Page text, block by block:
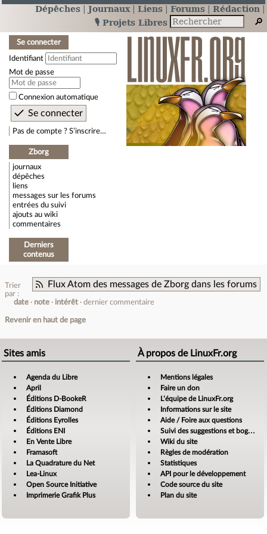
Dépêches Journaux Liens Forums
Rédaction
🎙️ Projets Libres
Se connecter
Identifiant
Mot de passe
Connexion automatique
Pas de compte ? S’inscrire…
Zborg
journaux
dépêches
liens
messages sur les forums
entrées du suivi
ajouts au wiki
commentaires
Derniers
contenus
Flux Atom des messages de Zborg dans les forums
Trier
par :
date
note intérêt dernier commentaire
Revenir en haut de page
Sites amis
Agenda du Libre
April
Éditions D-BookeR
Éditions Diamond
Éditions Eyrolles
Éditions ENI
En Vente Libre
Framasoft
La Quadrature du Net
Lea-Linux
Open Source Initiative
Imprimerie Grafik Plus
À propos de LinuxFr.org
Mentions légales
Faire un don
L’équipe de LinuxFr.org
Informations sur le site
Aide / Foire aux questions
Suivi des suggestions et bogues
Wiki du site
Règles de modération
Statistiques
API pour le développement
Code source du site
Plan du site